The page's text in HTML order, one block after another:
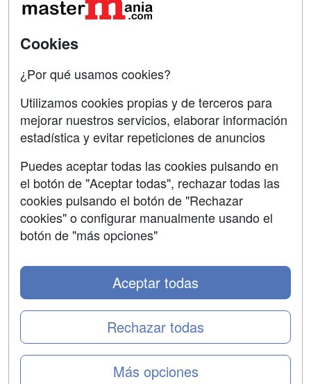
Acceso Usuarios
Acceso Centros
Contactar
Confidencialidad
Aviso legal
Copyleft
Cookies
¿Por qué usamos cookies?
Utilizamos cookies propias y de terceros para
mejorar nuestros servicios, elaborar información
estadística y evitar repeticiones de anuncios
Puedes aceptar todas las cookies pulsando en
el botón de "Aceptar todas", rechazar todas las
cookies pulsando el botón de "Rechazar
cookies" o configurar manualmente usando el
botón de "más opciones"
Más opciones
Rechazar todas
Aceptar todas